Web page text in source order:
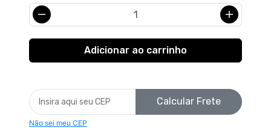
Calcular Frete
Não sei meu CEP